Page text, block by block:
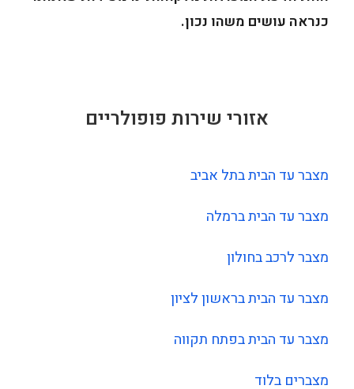
כנראה עושים משהו נכון.
אזורי שירות פופולריים
מצבר עד הבית בתל אביב
מצבר עד הבית ברמלה
מצבר לרכב בחולון
מצבר עד הבית בראשון לציון
מצבר עד הבית בפתח תקווה
מצברים בלוד